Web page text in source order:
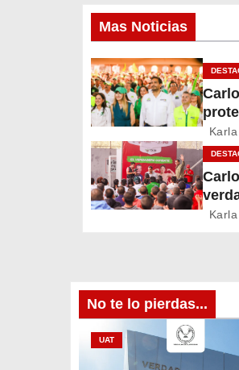
e
g
a
c
i
ó
n
e
e
n
Mas Noticias
No te lo pierdas...
UAT